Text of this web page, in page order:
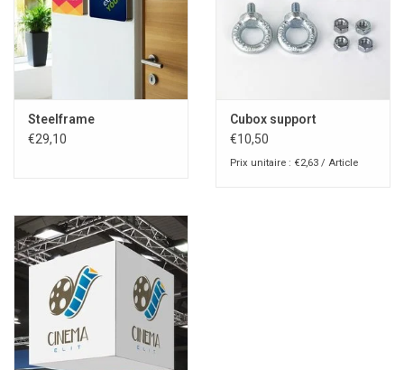
Steelframe
€29,10
Cubox support
€10,50
Prix unitaire : €2,63 / Article